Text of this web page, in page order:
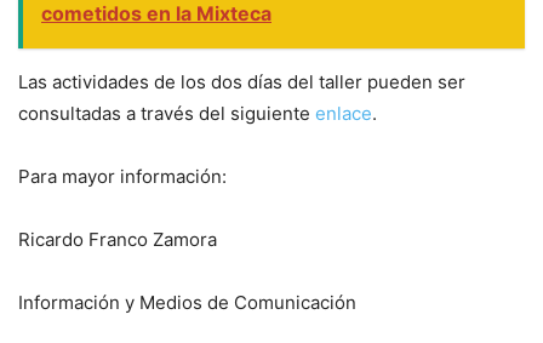
cometidos en la Mixteca
Las actividades de los dos días del taller pueden ser
consultadas a través del siguiente enlace.
Para mayor información:
Ricardo Franco Zamora
Información y Medios de Comunicación